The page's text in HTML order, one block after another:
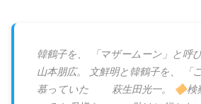
韓鶴子を、 「マザームーン」と
山本朋広。 文鮮明と韓鶴子を、 「
慕っていた 萩生田光一。 🔶検